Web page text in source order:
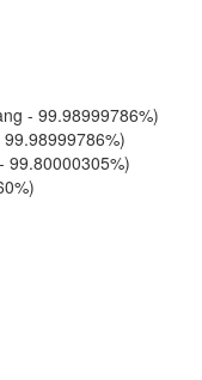
- 99.98999786%)
99.80000305%)